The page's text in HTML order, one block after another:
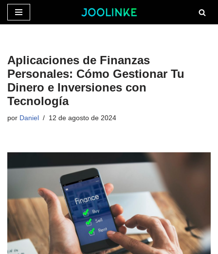
Saltar
Aplicaciones de Finanzas
Personales: Cómo Gestionar Tu
Dinero e Inversiones con
Tecnología
por Daniel 12 de agosto de 2024